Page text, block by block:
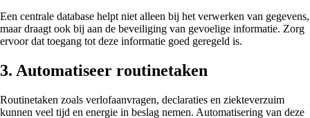
Een centrale database helpt niet alleen bij het verwerken van gegevens,
maar draagt ook bij aan de beveiliging van gevoelige informatie. Zorg
ervoor dat toegang tot deze informatie goed geregeld is.
3. Automatiseer routinetaken
Routinetaken zoals verlofaanvragen, declaraties en ziekteverzuim
kunnen veel tijd en energie in beslag nemen. Automatisering van deze